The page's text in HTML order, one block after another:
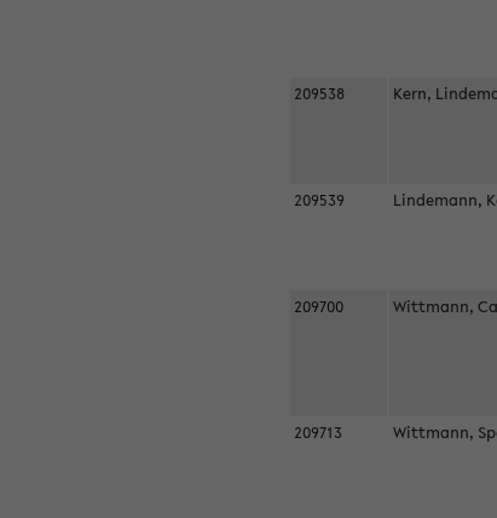
209538 Kern,
209539 Lindemann,
209700 Wittmann,
209713 Wittmann,